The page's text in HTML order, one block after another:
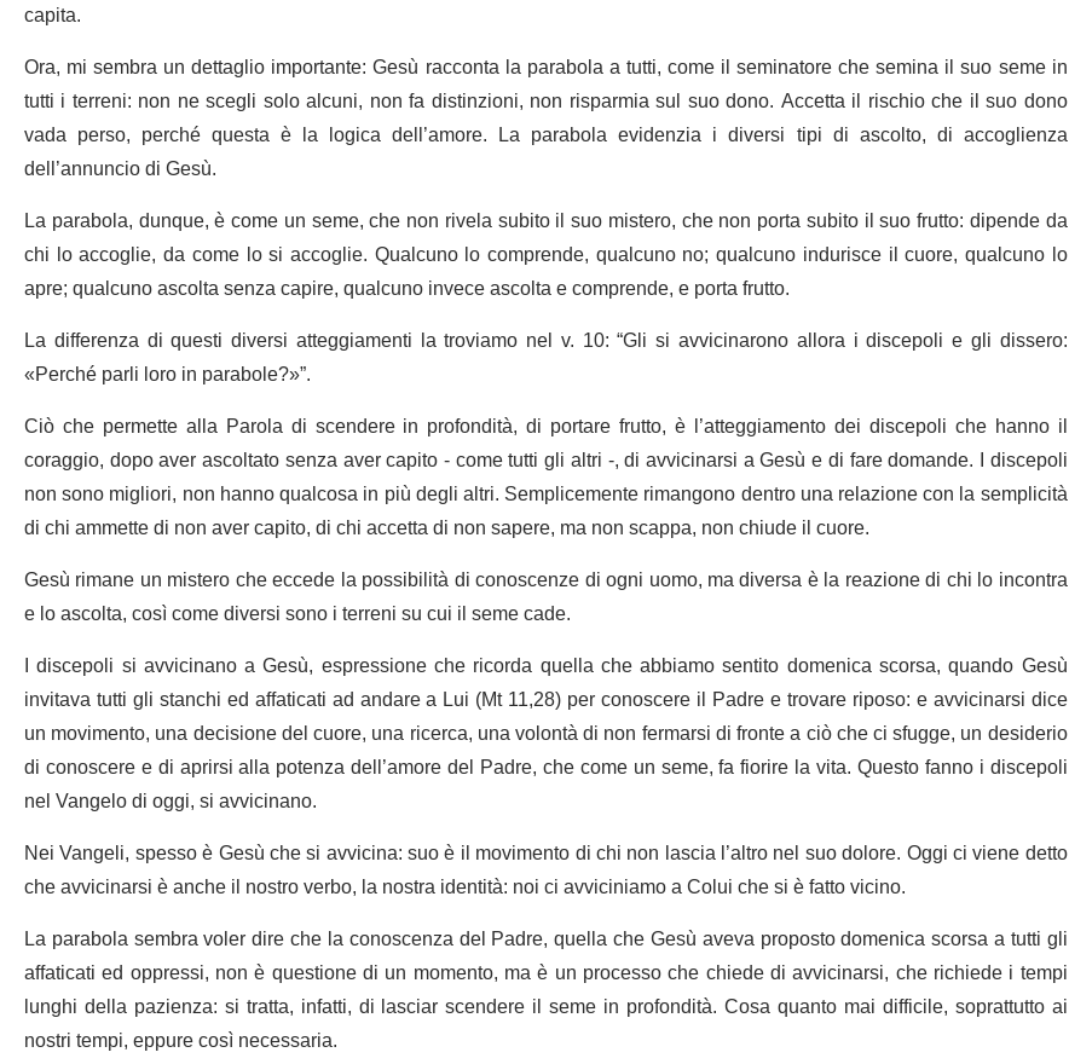
capita.
Ora, mi sembra un dettaglio importante: Gesù racconta la parabola a tutti, come il seminatore che semina il suo seme in
tutti i terreni: non ne scegli solo alcuni, non fa distinzioni, non risparmia sul suo dono. Accetta il rischio che il suo dono
vada perso, perché questa è la logica dell’amore. La parabola evidenzia i diversi tipi di ascolto, di accoglienza
dell’annuncio di Gesù.
La parabola, dunque, è come un seme, che non rivela subito il suo mistero, che non porta subito il suo frutto: dipende da
chi lo accoglie, da come lo si accoglie. Qualcuno lo comprende, qualcuno no; qualcuno indurisce il cuore, qualcuno lo
apre; qualcuno ascolta senza capire, qualcuno invece ascolta e comprende, e porta frutto.
La differenza di questi diversi atteggiamenti la troviamo nel v. 10: “Gli si avvicinarono allora i discepoli e gli dissero:
«Perché parli loro in parabole?»”.
Ciò che permette alla Parola di scendere in profondità, di portare frutto, è l’atteggiamento dei discepoli che hanno il
coraggio, dopo aver ascoltato senza aver capito - come tutti gli altri -, di avvicinarsi a Gesù e di fare domande. I discepoli
non sono migliori, non hanno qualcosa in più degli altri. Semplicemente rimangono dentro una relazione con la semplicità
di chi ammette di non aver capito, di chi accetta di non sapere, ma non scappa, non chiude il cuore.
Gesù rimane un mistero che eccede la possibilità di conoscenze di ogni uomo, ma diversa è la reazione di chi lo incontra
e lo ascolta, così come diversi sono i terreni su cui il seme cade.
I discepoli si avvicinano a Gesù, espressione che ricorda quella che abbiamo sentito domenica scorsa, quando Gesù
invitava tutti gli stanchi ed affaticati ad andare a Lui (Mt 11,28) per conoscere il Padre e trovare riposo: e avvicinarsi dice
un movimento, una decisione del cuore, una ricerca, una volontà di non fermarsi di fronte a ciò che ci sfugge, un desiderio
di conoscere e di aprirsi alla potenza dell’amore del Padre, che come un seme, fa fiorire la vita. Questo fanno i discepoli
nel Vangelo di oggi, si avvicinano.
Nei Vangeli, spesso è Gesù che si avvicina: suo è il movimento di chi non lascia l’altro nel suo dolore. Oggi ci viene detto
che avvicinarsi è anche il nostro verbo, la nostra identità: noi ci avviciniamo a Colui che si è fatto vicino.
La parabola sembra voler dire che la conoscenza del Padre, quella che Gesù aveva proposto domenica scorsa a tutti gli
affaticati ed oppressi, non è questione di un momento, ma è un processo che chiede di avvicinarsi, che richiede i tempi
lunghi della pazienza: si tratta, infatti, di lasciar scendere il seme in profondità. Cosa quanto mai difficile, soprattutto ai
nostri tempi, eppure così necessaria.